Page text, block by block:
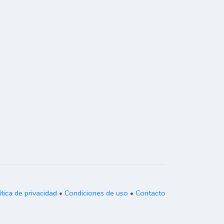
de privacidad • Condiciones de uso • Contacto